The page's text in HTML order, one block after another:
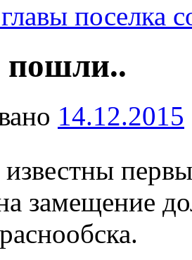
поселка
14.12.2015
замещение